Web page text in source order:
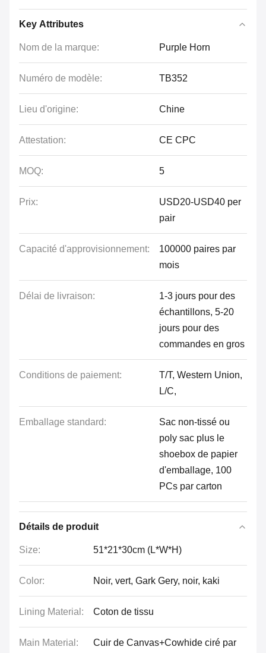
Key Attributes
Nom de la marque: Purple Horn
Numéro de modèle: TB352
Lieu d'origine: Chine
Attestation: CE CPC
MOQ: 5
Prix:
USD20-USD40 per
pair
Capacité d'approvisionnement:
100000 paires par
mois
Délai de livraison:
1-3 jours pour des
échantillons, 5-20
jours pour des
commandes en gros
Conditions de paiement:
T/T, Western Union,
L/C,
Emballage standard:
Sac non-tissé ou
poly sac plus le
shoebox de papier
d'emballage, 100
PCs par carton
Détails de produit
Size: 51*21*30cm (L*W*H)
Color: Noir, vert, Gark Gery, noir, kaki
Lining Material: Coton de tissu
Main Material:
Cuir de Canvas+Cowhide ciré par